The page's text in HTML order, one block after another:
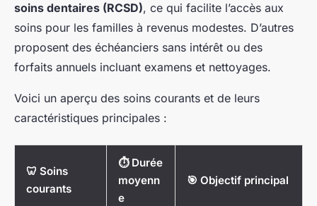
soins dentaires (RCSD), ce qui facilite l’accès aux
soins pour les familles à revenus modestes. D’autres
proposent des échéanciers sans intérêt ou des
forfaits annuels incluant examens et nettoyages.
Voici un aperçu des soins courants et de leurs
caractéristiques principales :
🦷 Soins
courants
⏱️ Durée
moyenn
e
🎯 Objectif principal